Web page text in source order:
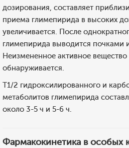
дозирования, составляет
приема глимепирида в высоких
увеличивается. После
глимепирида выводится почками
Неизмененное активное
обнаруживается.
T1/2 гидроксилированного и
метаболитов глимепирида
около 3-5 ч и 5-6 ч.
Фармакокинетика в особых